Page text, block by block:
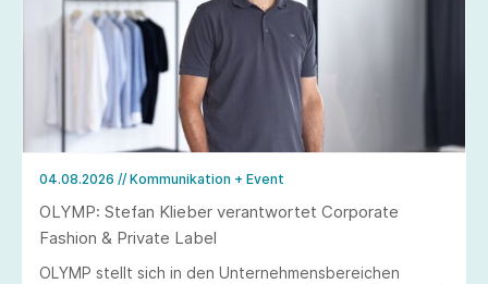
04.08.2026 // Kommunikation + Event
OLYMP: Stefan Klieber verantwortet Corporate
Fashion & Private Label
OLYMP stellt sich in den Unternehmensbereichen